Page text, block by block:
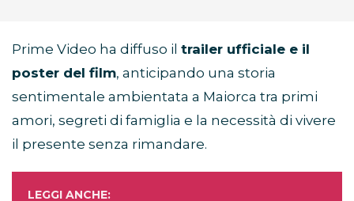
Prime Video ha diffuso il trailer ufficiale e il
poster del film, anticipando una storia
sentimentale ambientata a Maiorca tra primi
amori, segreti di famiglia e la necessità di vivere
il presente senza rimandare.